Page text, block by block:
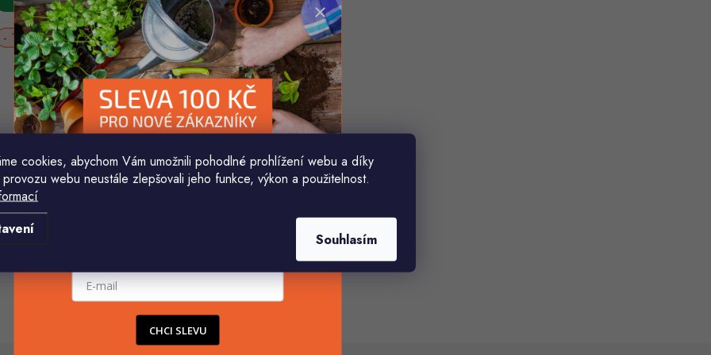
cookies, abychom Vám umožnili pohodlné prohlížení webu a díky
webu neustále zlepšovali jeho funkce, výkon a použitelnost.
Souhlasím
20cm
19 %
Kč
Do košíku
Háček 10cm
Skladem(10 ks)
17 Kč
CHCI SLEVU